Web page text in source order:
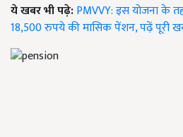
ये खबर भी पढ़े:PMVVY: इस योजना के
18,500 रुपये की मासिक पेंशन, पढ़ें पूरी